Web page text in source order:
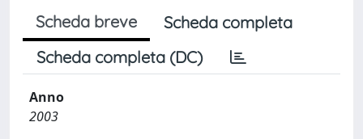
Scheda breve
Scheda completa
Scheda completa (DC)
Anno
2003